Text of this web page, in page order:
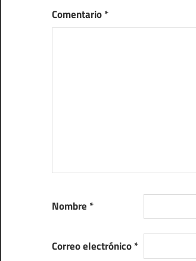
Comentario*
Nombre *
Correo electrónico*